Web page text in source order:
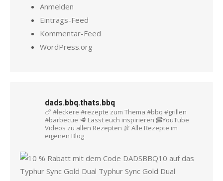
Anmelden
Eintrags-Feed
Kommentar-Feed
WordPress.org
dads.bbq.thats.bbq
🍗 #leckere #rezepte zum Thema #bbq #grillen
#barbecue 🥩 Lasst euch inspirieren 🥓YouTube
Videos zu allen Rezepten 🍖 Alle Rezepte im
eigenen Blog